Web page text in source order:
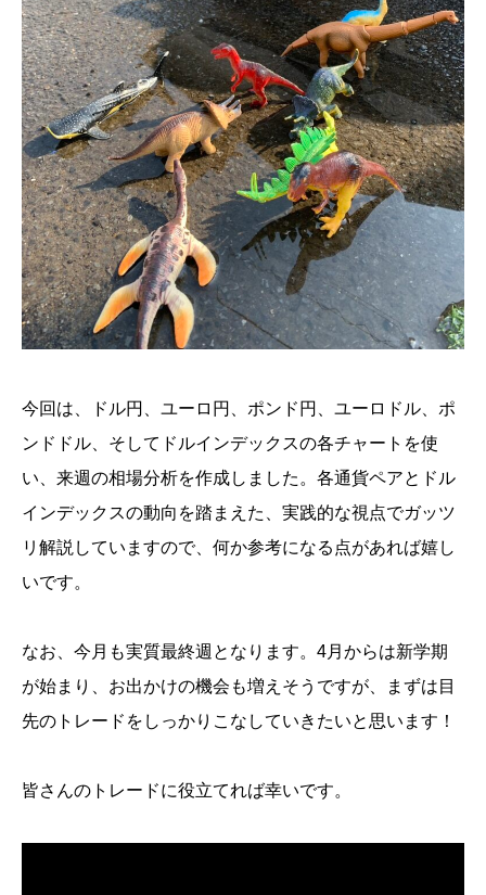
今回は、ドル円、ユーロ円、ポンド円、ユーロドル、ポ
ンドドル、そしてドルインデックスの各チャートを使
い、来週の相場分析を作成しました。各通貨ペアとドル
インデックスの動向を踏まえた、実践的な視点でガッツ
リ解説していますので、何か参考になる点があれば嬉し
いです。
なお、今月も実質最終週となります。4月からは新学期
が始まり、お出かけの機会も増えそうですが、まずは目
先のトレードをしっかりこなしていきたいと思います！
皆さんのトレードに役立てれば幸いです。